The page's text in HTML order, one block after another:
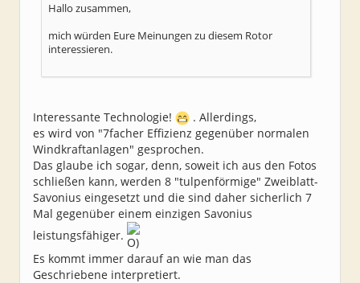
Hallo zusammen,
mich würden Eure Meinungen zu diesem Rotor
interessieren.
Interessante Technologie!
. Allerdings,
es wird von "7facher Effizienz gegenüber normalen
Windkraftanlagen" gesprochen.
Das glaube ich sogar, denn, soweit ich aus den Fotos
schließen kann, werden 8 "tulpenförmige" Zweiblatt-
Savonius eingesetzt und die sind daher sicherlich 7
Mal gegenüber einem einzigen Savonius
leistungsfähiger.
Es kommt immer darauf an wie man das
Geschriebene interpretiert.